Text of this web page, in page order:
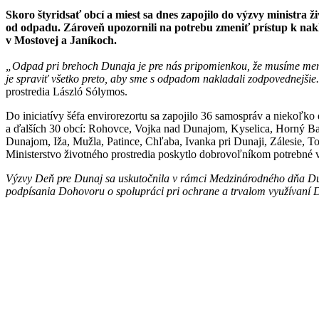
Skoro štyridsať obcí a miest sa dnes zapojilo do výzvy
od odpadu. Zároveň upozornili na potrebu zmeniť prístup k
v Mostovej a Janíkoch.
„Odpad pri brehoch Dunaja je pre nás pripomienkou, že musíme
je spraviť všetko preto, aby sme s odpadom nakladali
prostredia László Sólymos.
Do iniciatívy šéfa envirorezortu sa zapojilo 36 samospráv a
a ďalších 30 obcí: Rohovce, Vojka nad Dunajom, Kyselica, Horný
Dunajom, Iža, Mužla, Patince, Chľaba, Ivanka pri Dunaji, Zálesie,
Ministerstvo životného prostredia poskytlo dobrovoľníkom potrebné
Výzvy Deň pre Dunaj sa uskutočnila v rámci Medzinárodného dňa
podpísania Dohovoru o spolupráci pri ochrane a trvalom využívaní